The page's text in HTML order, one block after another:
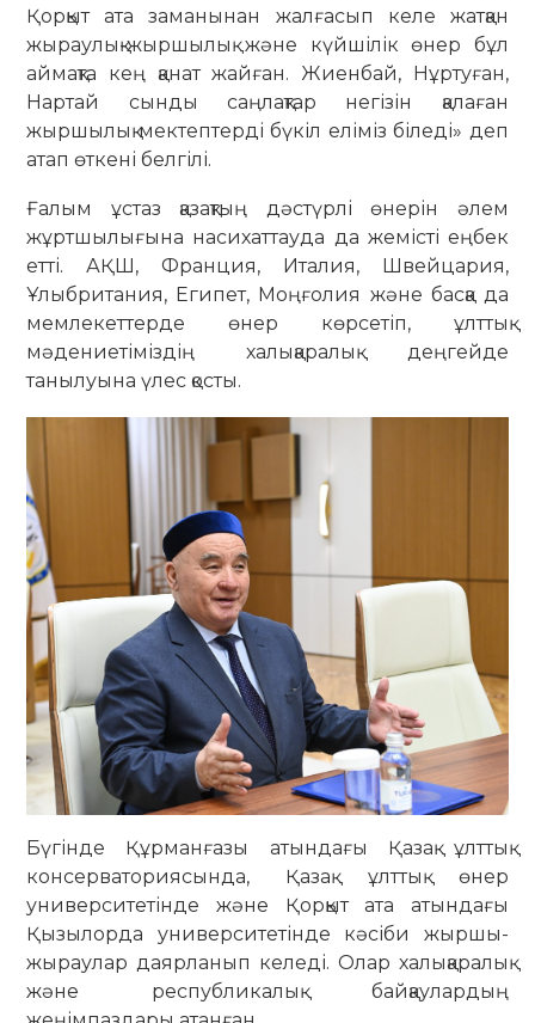
Қорқыт ата заманынан жалғасып келе жатқан
жыраулық-жыршылық және күйшілік өнер бұл
аймақта кең қанат жайған. Жиенбай, Нұртуған,
Нартай сынды саңлақтар негізін қалаған
жыршылық мектептерді бүкіл еліміз біледі» деп
атап өткені белгілі.
Ғалым ұстаз қазақтың дәстүрлі өнерін әлем
жұртшылығына насихаттауда да жемісті еңбек
етті. АҚШ, Франция, Италия, Швейцария,
Ұлыбритания, Египет, Моңғолия және басқа да
мемлекеттерде өнер көрсетіп, ұлттық
мәдениетіміздің халықаралық деңгейде
танылуына үлес қосты.
Бүгінде Құрманғазы атындағы Қазақ ұлттық
консерваториясында, Қазақ ұлттық өнер
университетінде және Қорқыт ата атындағы
Қызылорда университетінде кәсіби жыршы-
жыраулар даярланып келеді. Олар халықаралық
және республикалық байқаулардың